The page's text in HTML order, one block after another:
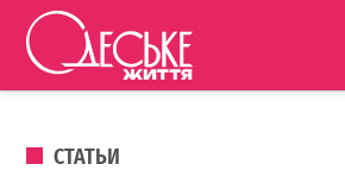
Перейти к содержанию
життя
ОПУБЛИКОВАНО В
СТАТЬИ